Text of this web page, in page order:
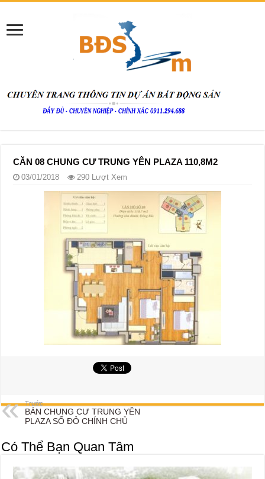
CĂN 08 CHUNG CƯ TRUNG YÊN PLAZA 110,8M2
03/01/2018 290 Lượt Xem
Trước
BÁN CHUNG CƯ TRUNG YÊN
PLAZA SỔ ĐỎ CHÍNH CHỦ
Có Thể Bạn Quan Tâm